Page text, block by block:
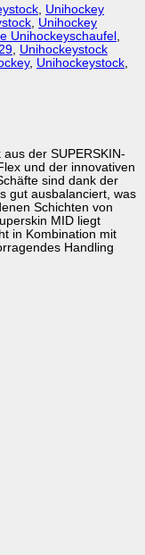
Unihockey
Unihockey
Unihockeyschaufel
Unihockeystock
, Unihockeystock
der SUPERSKIN-
und der innovativen
sind dank der
gut ausbalanciert, was
Schichten von
MID liegt
in Kombination mit
Handling